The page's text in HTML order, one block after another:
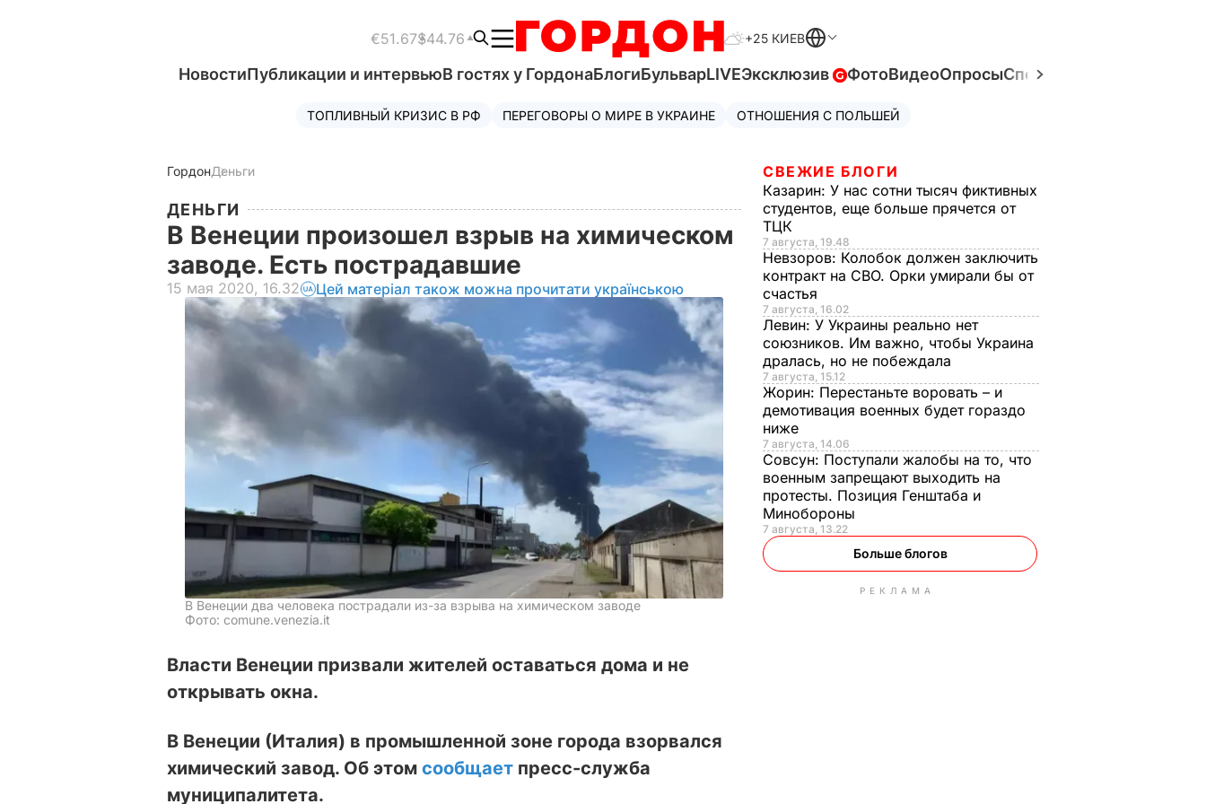
€51.67$44.76 +25 КИЕВ
НовостиПубликации и интервьюВ гостях у ГордонаБлогиБульварLIVEЭксклюзив ФотоВидеоОпросыСпецпроекты
ТОПЛИВНЫЙ КРИЗИС В РФ ПЕРЕГОВОРЫ О МИРЕ В УКРАИНЕ ОТНОШЕНИЯ С ПОЛЬШЕЙ
ГордонДеньги
ДЕНЬГИ
В Венеции произошел взрыв на химическом
заводе. Есть пострадавшие
15 мая 2020, 16.32 Цей матеріал також можна прочитати українською
В Венеции два человека пострадали из-за взрыва на химическом заводе
Фото: comune.venezia.it
Власти Венеции призвали жителей оставаться дома и не
открывать окна.
В Венеции (Италия) в промышленной зоне города взорвался
химический завод. Об этом сообщает пресс-служба
муниципалитета.
СВЕЖИЕ БЛОГИ
Казарин: У нас сотни тысяч фиктивных
студентов, еще больше прячется от
ТЦК
7 августа, 19.48
Невзоров: Колобок должен заключить
контракт на СВО. Орки умирали бы от
счастья
7 августа, 16.02
Левин: У Украины реально нет
союзников. Им важно, чтобы Украина
дралась, но не побеждала
7 августа, 15.12
Жорин: Перестаньте воровать – и
демотивация военных будет гораздо
ниже
7 августа, 14.06
Совсун: Поступали жалобы на то, что
военным запрещают выходить на
протесты. Позиция Генштаба и
Минобороны
7 августа, 13.22
Больше блогов
РЕКЛАМА